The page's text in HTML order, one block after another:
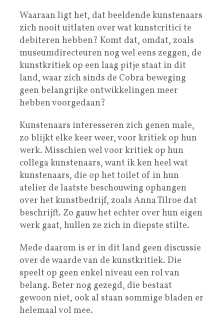
Waaraan ligt het, dat beeldende kunstenaars
zich nooit uitlaten over wat kunstcritici te
debiteren hebben? Komt dat, omdat, zoals
museumdirecteuren nog wel eens zeggen, de
kunstkritiek op een laag pitje staat in dit
land, waar zich sinds de Cobra beweging
geen belangrijke ontwikkelingen meer
hebben voorgedaan?
Kunstenaars interesseren zich genen male,
zo blijkt elke keer weer, voor kritiek op hun
werk. Misschien wel voor kritiek op hun
collega kunstenaars, want ik ken heel wat
kunstenaars, die op het toilet of in hun
atelier de laatste beschouwing ophangen
over het kunstbedrijf, zoals Anna Tilroe dat
beschrijft. Zo gauw het echter over hun eigen
werk gaat, hullen ze zich in diepste stilte.
Mede daarom is er in dit land geen discussie
over de waarde van de kunstkritiek. Die
speelt op geen enkel niveau een rol van
belang. Beter nog gezegd, die bestaat
gewoon niet, ook al staan sommige bladen er
helemaal vol mee.